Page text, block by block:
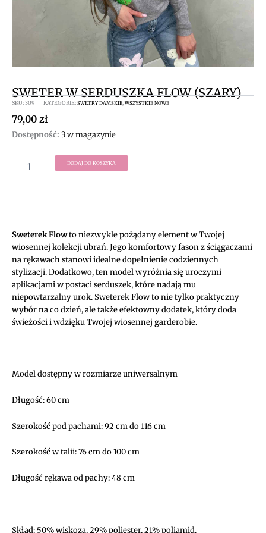
SWETER W SERDUSZKA FLOW (SZARY)
SKU: 309 KATEGORIE: SWETRY DAMSKIE WSZYSTKIE NOWE
79,00 zł
Dostępność: 3 w magazynie
ilość
w
serduszka
Flow
DODAJ DO KOSZYKA
Sweterek Flowto niezwykle pożądany element w Twojej
wiosennej kolekcji ubrań. Jego komfortowy fason z ściągaczami
na rękawach stanowi idealne dopełnienie codziennych
stylizacji. Dodatkowo, ten model wyróżnia się uroczymi
aplikacjami w postaci serduszek, które nadają mu
niepowtarzalny urok. Sweterek Flow to nie tylko praktyczny
wybór na co dzień, ale także efektowny dodatek, który doda
świeżości i wdzięku Twojej wiosennej garderobie.
Model dostępny w rozmiarze uniwersalnym
Długość: 60 cm
Szerokość pod pachami: 92 cm do 116 cm
Szerokość w talii: 76 cm do 100 cm
Długość rękawa od pachy: 48 cm
Skład: 50% wiskoza, 29% poliester, 21% poliamid.